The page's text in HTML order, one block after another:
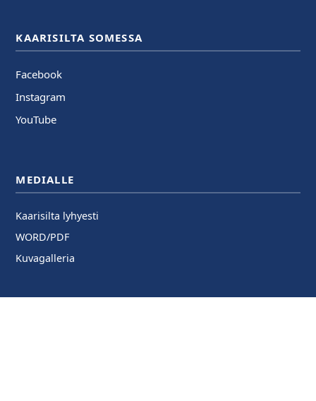
KAARISILTA SOMESSA
Facebook
Instagram
YouTube
MEDIALLE
Kaarisilta lyhyesti
WORD/PDF
Kuvagalleria